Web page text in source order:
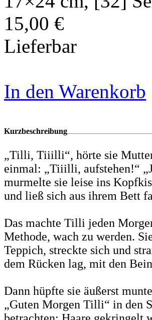
15,00 €
Lieferbar
In den Warenkorb
Kurzbeschreibung
„Tilli, Tiiilli“, hörte sie
einmal: „Tiiilli, aufstehen!“
murmelte sie leise ins
und ließ sich aus ihrem Bett
Das machte Tilli jeden
Methode, wach zu werden.
Teppich, streckte sich und
dem Rücken lag, mit den
Dann hüpfte sie äußerst
„Guten Morgen Tilli“ in den